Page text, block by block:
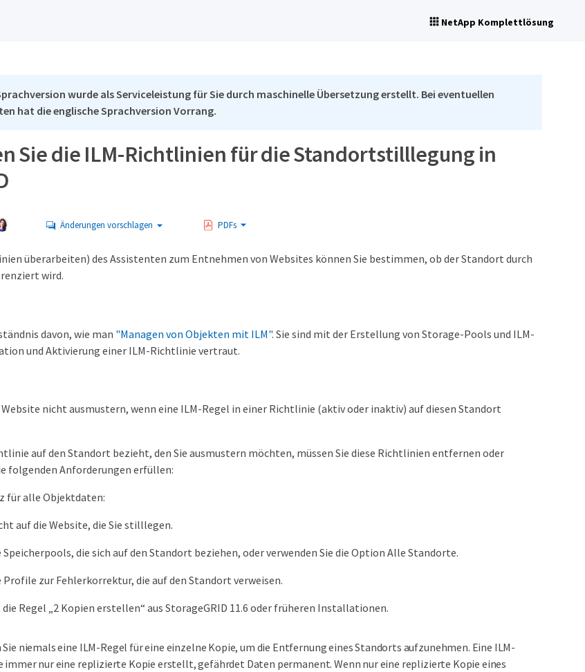
NetApp Komplettlösung
wurde als Serviceleistung für Sie durch maschinelle Übersetzung erstellt. Bei eventuellen
hat die englische Sprachversion Vorrang.
Sie die ILM-Richtlinien für die Standortstilllegung in
Änderungen vorschlagen PDFs
überarbeiten) des Assistenten zum Entnehmen von Websites können Sie bestimmen, ob der Standort durch
wird.
davon, wie man "Managen von Objekten mit ILM". Sie sind mit der Erstellung von Storage-Pools und ILM-
und Aktivierung einer ILM-Richtlinie vertraut.
nicht ausmustern, wenn eine ILM-Regel in einer Richtlinie (aktiv oder inaktiv) auf diesen Standort
auf den Standort bezieht, den Sie ausmustern möchten, müssen Sie diese Richtlinien entfernen oder
folgenden Anforderungen erfüllen:
für alle Objektdaten:
auf die Website, die Sie stilllegen.
Speicherpools, die sich auf den Standort beziehen, oder verwenden Sie die Option Alle Standorte.
Profile zur Fehlerkorrektur, die auf den Standort verweisen.
die Regel „2 Kopien erstellen“ aus StorageGRID 11.6 oder früheren Installationen.
niemals eine ILM-Regel für eine einzelne Kopie, um die Entfernung eines Standorts aufzunehmen. Eine ILM-
immer nur eine replizierte Kopie erstellt, gefährdet Daten permanent. Wenn nur eine replizierte Kopie eines